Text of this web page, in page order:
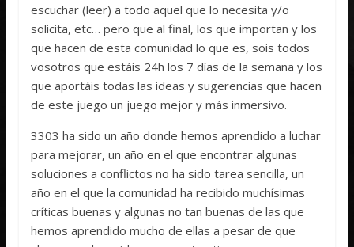
escuchar (leer) a todo aquel que lo necesita y/o
solicita, etc… pero que al final, los que importan y los
que hacen de esta comunidad lo que es, sois todos
vosotros que estáis 24h los 7 días de la semana y los
que aportáis todas las ideas y sugerencias que hacen
de este juego un juego mejor y más inmersivo.
3303 ha sido un año donde hemos aprendido a luchar
para mejorar, un año en el que encontrar algunas
soluciones a conflictos no ha sido tarea sencilla, un
año en el que la comunidad ha recibido muchísimas
críticas buenas y algunas no tan buenas de las que
hemos aprendido mucho de ellas a pesar de que